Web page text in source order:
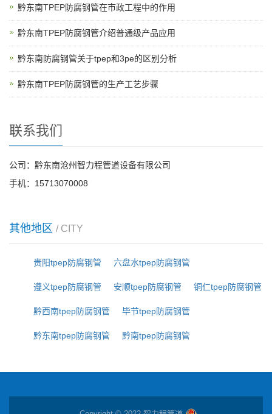
黔东南TPEP防腐钢管在市政工程中的作用
黔东南TPEP防腐钢管介绍普通级产品应用
黔东南防腐钢管关于tpep和3pe的区别分析
黔东南TPEP防腐钢管的生产工艺步骤
联系我们
公司：黔东南沧州智力程管道设备有限公司
手机：15713070008
其他地区 / CITY
贵阳tpep防腐钢管 六盘水tpep防腐钢管
遵义tpep防腐钢管 安顺tpep防腐钢管 铜仁tpep防腐钢管
黔西南tpep防腐钢管 毕节tpep防腐钢管
黔东南tpep防腐钢管 黔南tpep防腐钢管